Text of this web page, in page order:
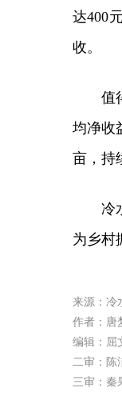
达400
收。
值
均净收
亩，持
冷
为乡村
来源：冷
作者：唐
编辑：屈
二审：陈
三审：秦